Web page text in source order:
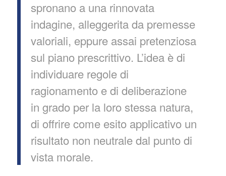
spronano a una rinnovata
indagine, alleggerita da premesse
valoriali, eppure assai pretenziosa
sul piano prescrittivo. L’idea è di
individuare regole di
ragionamento e di deliberazione
in grado per la loro stessa natura,
di offrire come esito applicativo un
risultato non neutrale dal punto di
vista morale.